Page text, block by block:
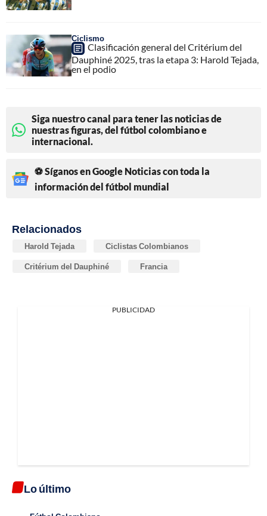
Ciclismo
Clasificación general del Critérium del
Dauphiné 2025, tras la etapa 3: Harold Tejada,
en el podio
Siga nuestro canal para tener las noticias de
nuestras figuras, del fútbol colombiano e
internacional.
⚽ Síganos en Google Noticias con toda la
información del fútbol mundial
Relacionados
Harold Tejada Ciclistas Colombianos
Critérium del Dauphiné Francia
PUBLICIDAD
Lo último